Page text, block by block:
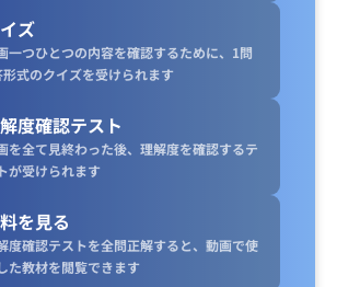
ズ
一つひとつの内容を確認するために、1問
形式のクイズを受けられます
度確認テスト
を全て見終わった後、理解度を確認するテ
が受けられます
を見る
度確認テストを全問正解すると、動画で使
た教材を閲覧できます